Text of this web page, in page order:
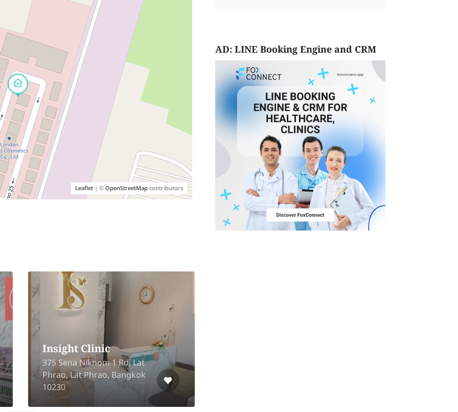
Leaflet| ©OpenStreetMapcontributors
(Future
G
Rangsit,
Thani
Dermatiks Clinic
430 16 Siam Square Soi 10
Pathum Wan, Bangkok
10330
AD: LINE Booking Engine and CRM